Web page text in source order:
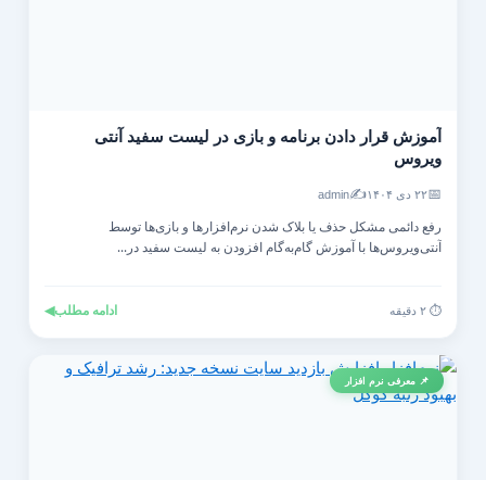
آموزش قرار دادن برنامه و بازی در لیست سفید آنتی‌
ویروس
۲۲ دی ۱۴۰۴ ✍️
admin
رفع دائمی مشکل حذف یا بلاک شدن نرم‌افزارها و بازی‌ها توسط
آنتی‌ویروس‌ها با آموزش گام‌به‌گام افزودن به لیست سفید در...
ادامه مطلب◀
📌 معرفی نرم افزار